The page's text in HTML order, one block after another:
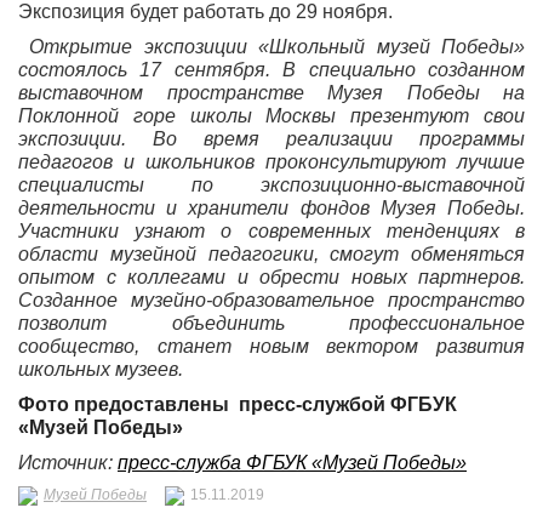
Экспозиция будет работать до 29 ноября.
Открытие экспозиции «Школьный музей Победы»
состоялось 17 сентября. В специально созданном
выставочном пространстве Музея Победы на
Поклонной горе школы Москвы презентуют свои
экспозиции. Во время реализации программы
педагогов и школьников проконсультируют лучшие
специалисты по экспозиционно-выставочной
деятельности и хранители фондов Музея Победы.
Участники узнают о современных тенденциях в
области музейной педагогики, смогут обменяться
опытом с коллегами и обрести новых партнеров.
Созданное музейно-образовательное пространство
позволит объединить профессиональное
сообщество, станет новым вектором развития
школьных музеев.
Фото предоставлены пресс-службой ФГБУК
«Музей Победы»
Источник: пресс-служба ФГБУК «Музей Победы»
Музей Победы 15.11.2019